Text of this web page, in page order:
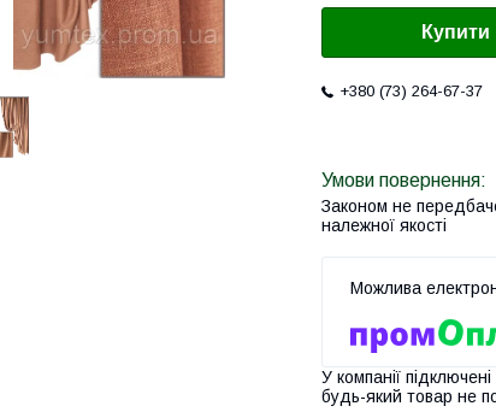
Купити
+380 (73) 264-67-37
Законом не
належної якості
У компанії
будь-який товар не